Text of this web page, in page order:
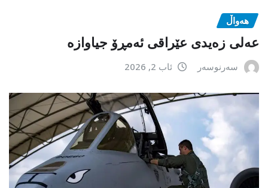
هەواڵ
عەلی زەیدی عێراقی ئەمڕۆ جیاوازە
سەرنوسەر ئاب 2, 2026